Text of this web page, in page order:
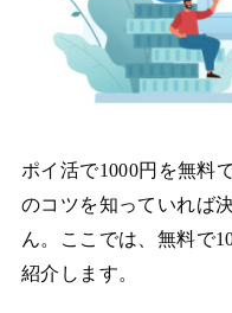
ポイ活で1000円を無料
のコツを知っていれば
ん。ここでは、無料で
紹介します。